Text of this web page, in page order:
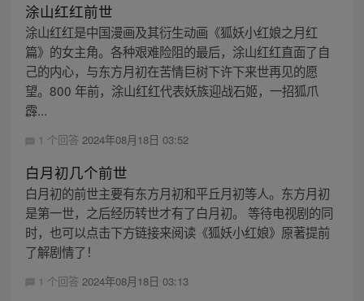
涂山红红前世
涂山红红是中国漫画及其衍生动画《狐妖小红娘之月红
篇》的女主角。各种艰难险阻的最后，涂山红红直面了自
己的内心，与东方月初在苦情巨树下许下来世再见的愿
望。800 年前，涂山红红代表妖族迎战石姬，一招狐爪
霹...
1 个回答 2024年08月18日 03:52
白月初几个前世
白月初的前世主要有东方月初和平丘月初等人。东方月初
是第一世，之后经历转世才有了白月初。 等待电视剧的同
时，也可以点击下方链接来阅读《狐妖小红娘》原著提前
了解剧情了！
1 个回答 2024年08月18日 03:13